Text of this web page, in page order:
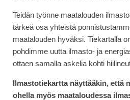
Teidän työnne maatalouden
tärkeä osa yhteistä
maatalouden hyväksi. Tiekartalla
pohdimme uutta ilmasto- ja
ottaen samalla askelia kohti
Ilmastotiekartta näyttääkin, että
ohella myös maataloudessa